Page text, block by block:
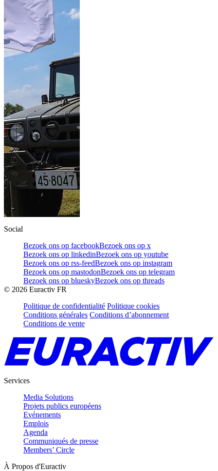
Social
Bezoek ons op facebookBezoek ons op x
Bezoek ons op linkedinBezoek ons op youtube
Bezoek ons op rss-feedBezoek ons op instagram
Bezoek ons op mastodonBezoek ons op telegram
Bezoek ons op blueskyBezoek ons op threads
© 2026 Euractiv FR
Politique de confidentialité Politique cookies
Conditions générales Conditions d’abonnement
Conditions de vente
Services
Media Solutions
Projets publics européens
Evénements
Emplois
Agenda
Communiqués de presse
Members’ Circle
À Propos d'Euractiv